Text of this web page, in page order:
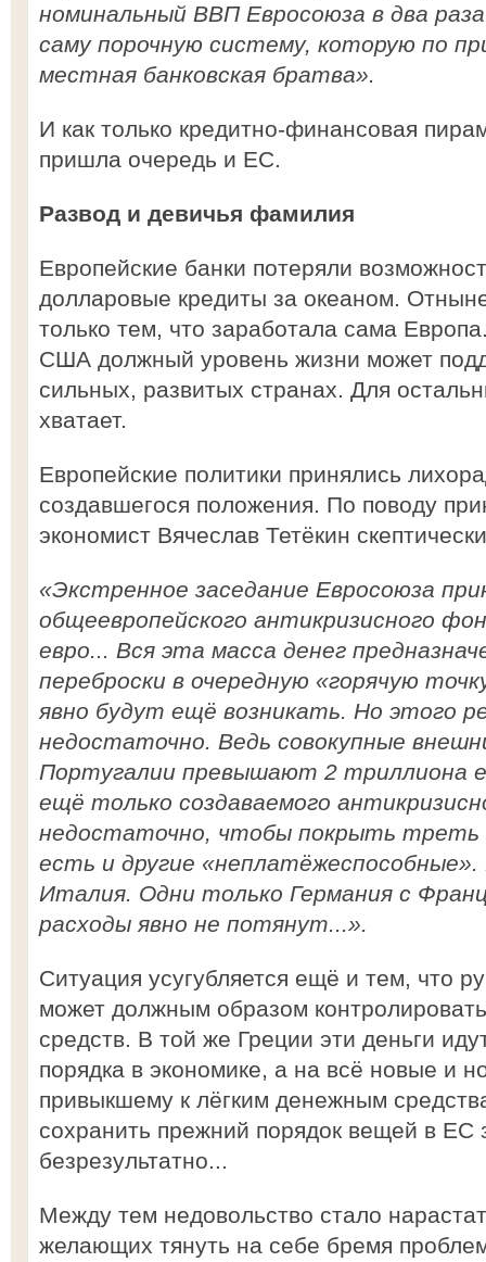
номинальный ВВП Евросоюза в два
саму порочную систему, которую по
местная банковская братва».
И как только кредитно-финансовая
пришла очередь и ЕС.
Развод и девичья фамилия
Европейские банки потеряли
долларовые кредиты за океаном.
только тем, что заработала сама
США должный уровень жизни может
сильных, развитых странах. Для
хватает.
Европейские политики принялись
создавшегося положения. По поводу
экономист Вячеслав Тетёкин
«Экстренное заседание Евросоюза
общеевропейского антикризисного
евро... Вся эта масса денег
переброски в очередную «горячую
явно будут ещё возникать. Но этого
недостаточно. Ведь совокупные
Португалии превышают 2 триллиона
ещё только создаваемого
недостаточно, чтобы покрыть треть
есть и другие
Италия. Одни только Германия с
расходы явно не потянут...».
Ситуация усугубляется ещё и тем, что
может должным образом
средств. В той же Греции эти деньги
порядка в экономике, а на всё новые и
привыкшему к лёгким денежным
сохранить прежний порядок вещей в ЕС
безрезультатно...
Между тем недовольство стало
желающих тянуть на себе бремя